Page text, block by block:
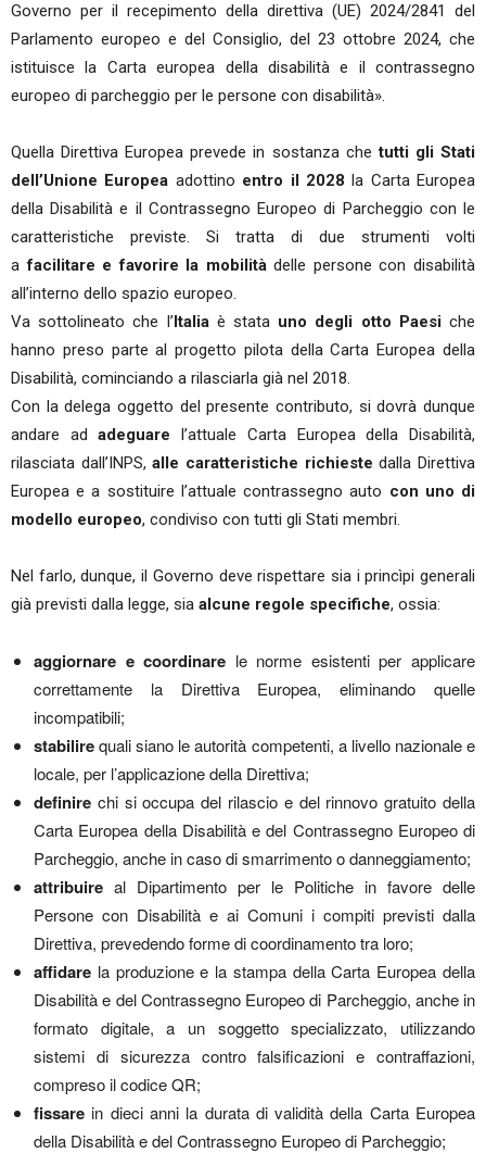
Governo per il recepimento della direttiva (UE) 2024/2841 del
Parlamento europeo e del Consiglio, del 23 ottobre 2024, che
istituisce la Carta europea della disabilità e il contrassegno
europeo di parcheggio per le persone con disabilità».
Quella Direttiva Europea prevede in sostanza chetutti gli Stati
dell’Unione Europea adottino entro il 2028la Carta Europea
della Disabilità e il Contrassegno Europeo di Parcheggio con le
caratteristiche previste. Si tratta di due strumenti volti
afacilitare e favorire la mobilitàdelle persone con disabilità
all’interno dello spazio europeo.
Va sottolineato che l’Italiaè stata uno degli otto Paesiche
hanno preso parte al progetto pilota della Carta Europea della
Disabilità, cominciando a rilasciarla già nel 2018.
Con la delega oggetto del presente contributo, si dovrà dunque
andare adadeguare l’attuale Carta Europea della Disabilità,
rilasciata dall’INPS,alle caratteristiche richieste dalla Direttiva
Europea e a sostituire l’attuale contrassegno auto con uno di
modello europeo, condiviso con tutti gli Stati membri.
Nel farlo, dunque, il Governo deve rispettare sia i princìpi generali
già previsti dalla legge, sia alcune regole specifiche, ossia:
aggiornare e coordinare le norme esistenti per applicare
correttamente la Direttiva Europea, eliminando quelle
incompatibili;
stabilirequali siano le autorità competenti, a livello nazionale e
locale, per l’applicazione della Direttiva;
definire chi si occupa del rilascio e del rinnovo gratuito della
Carta Europea della Disabilità e del Contrassegno Europeo di
Parcheggio, anche in caso di smarrimento o danneggiamento;
attribuire al Dipartimento per le Politiche in favore delle
Persone con Disabilità e ai Comuni i compiti previsti dalla
Direttiva, prevedendo forme di coordinamento tra loro;
affidare la produzione e la stampa della Carta Europea della
Disabilità e del Contrassegno Europeo di Parcheggio, anche in
formato digitale, a un soggetto specializzato, utilizzando
sistemi di sicurezza contro falsificazioni e contraffazioni,
compreso il codice QR;
fissare in dieci anni la durata di validità della Carta Europea
della Disabilità e del Contrassegno Europeo di Parcheggio;